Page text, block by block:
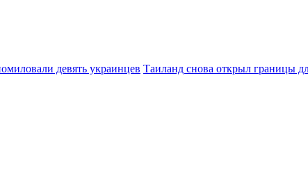
девять украинцев Таиланд снова открыл границы